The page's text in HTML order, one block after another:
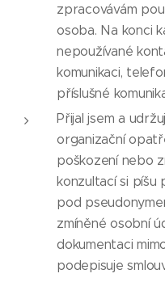
zpracovávám
osoba. Na konci
nepoužívané
komunikaci,
příslušné
Přijal jsem a
organizační
poškození nebo
konzultací si
pod
zmíněné osobní
dokumentaci
podepisuje